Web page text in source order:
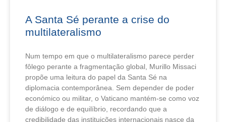
A Santa Sé perante a crise do
multilateralismo
Num tempo em que o multilateralismo parece perder
fôlego perante a fragmentação global, Murillo Missaci
propõe uma leitura do papel da Santa Sé na
diplomacia contemporânea. Sem depender de poder
económico ou militar, o Vaticano mantém-se como voz
de diálogo e de equilíbrio, recordando que a
credibilidade das instituições internacionais nasce da